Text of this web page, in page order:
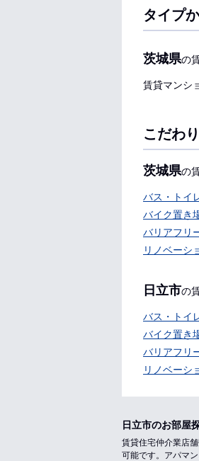
タイプ
茨城県の
賃貸マンシ
こだわ
茨城県の
バス・トイ
バイク置き
バリアフリ
リノベーシ
日立市の
バス・トイ
バイク置き
バリアフリ
リノベーシ
日立市のお部屋
賃貸住宅仲介業店
可能です。アパマ